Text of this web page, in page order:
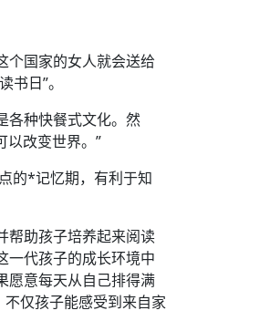
个国家的女人就会送给
日”。
各种快餐式文化。然
以改变世界。”
的*记忆期，有利于知
帮助孩子培养起来阅读
一代孩子的成长环境中
愿意每天从自己排得满
仅孩子能感受到来自家